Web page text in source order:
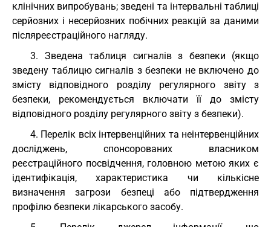
клінічних випробувань; зведені та інтервальні таблиці
серйозних і несерйозних побічних реакцій за даними
післяреєстраційного нагляду.
3. Зведена таблиця сигналів з безпеки (якщо
зведену таблицю сигналів з безпеки не включено до
змісту відповідного розділу регулярного звіту з
безпеки, рекомендується включати її до змісту
відповідного розділу регулярного звіту з безпеки).
4. Перелік всіх інтервенційних та неінтервенційних
досліджень, спонсорованих власником
реєстраційного посвідчення, головною метою яких є
ідентифікація, характеристика чи кількісне
визначення загрози безпеці або підтвердження
профілю безпеки лікарського засобу.